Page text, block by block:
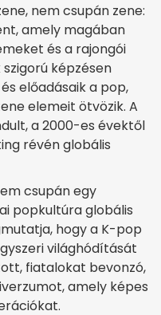
nem csupán zene:
amely magában
és a rajongói
képzésen
előadásaik a pop,
elemeit ötvözik. A
a 2000-es évektől
révén globális
csupán egy
popkultúra globális
hogy a K-pop
világhódítását
fiatalokat bevonzó,
amely képes